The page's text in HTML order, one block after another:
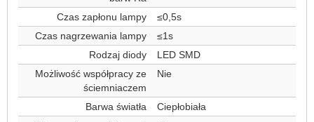
Czas zapłonu lampy
≤0,5s
Czas nagrzewania lampy
≤1s
Rodzaj diody
LED SMD
Możliwość współpracy ze
ściemniaczem
Nie
Barwa światła
Ciepłobiała